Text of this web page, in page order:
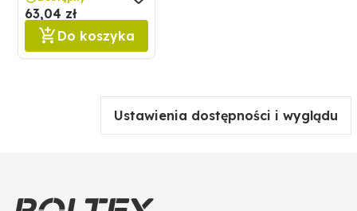
63,04 zł
Do koszyka
Ustawienia dostępności i wyglądu